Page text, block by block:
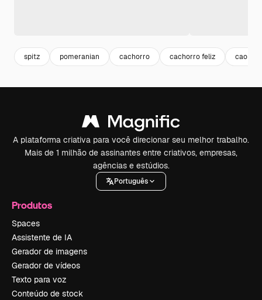
spitz pomeranian cachorro cachorro feliz cao
A plataforma criativa para você direcionar seu melhor trabalho.
Mais de 1 milhão de assinantes entre criativos, empresas,
agências e estúdios.
Português
Produtos
Spaces
Assistente de IA
Gerador de imagens
Gerador de vídeos
Texto para voz
Conteúdo de stock